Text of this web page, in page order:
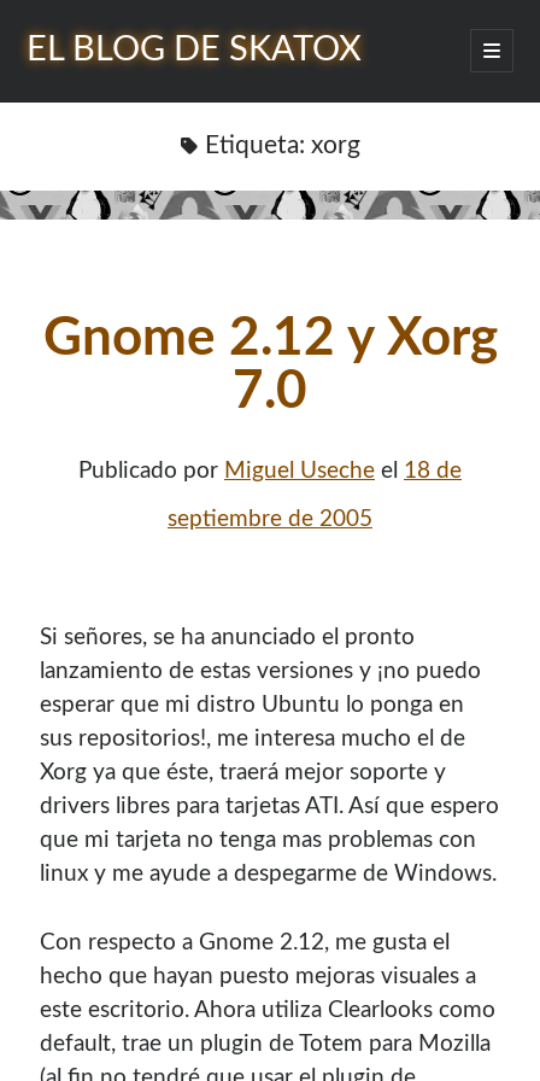
EL BLOG DE SKATOX
abrir
menú
Barra
¡Hola mi nombre es Miguel Useche!
Soy desarrollador web
, colaboro en comunidades como
promuevo tecnologías abiertas, mantengoPKGBUILDS
de Archlinux,plugins de WordPress y me gusta organizar
o dar charlas.
Etiqueta: xorg
Gnome 2.12 y Xorg
7.0
Publicado por Miguel Useche el 18 de
septiembre de 2005
Si señores, se ha anunciado el pronto
lanzamiento de estas versiones y ¡no puedo
esperar que mi distro Ubuntu lo ponga en
sus repositorios!, me interesa mucho el de
Xorg ya que éste, traerá mejor soporte y
drivers libres para tarjetas ATI. Así­ que espero
que mi tarjeta no tenga mas problemas con
linux y me ayude a despegarme de Windows.
Con respecto a Gnome 2.12, me gusta el
hecho que hayan puesto mejoras visuales a
este escritorio. Ahora utiliza Clearlooks como
default, trae un plugin de Totem para Mozilla